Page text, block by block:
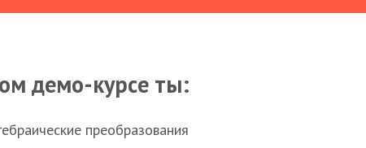
демо-курсе ты:
преобразования